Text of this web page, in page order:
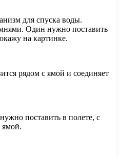
для спуска воды.
Один нужно поставить
на картинке.
рядом с ямой и соединяет
поставить в полете, с
ямой.